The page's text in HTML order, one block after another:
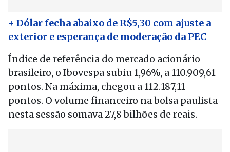
+ Dólar fecha abaixo de R$5,30 com ajuste a
exterior e esperança de moderação da PEC
Índice de referência do mercado acionário
brasileiro, o Ibovespa subiu 1,96%, a 110.909,61
pontos. Na máxima, chegou a 112.187,11
pontos. O volume financeiro na bolsa paulista
nesta sessão somava 27,8 bilhões de reais.